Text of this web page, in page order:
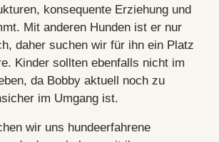
konsequente Erziehung und
Mit anderen Hunden ist er nur
daher suchen wir für ihn ein Platz
Kinder sollten ebenfalls nicht im
da Bobby aktuell noch zu
im Umgang ist.
wir uns hundeerfahrene